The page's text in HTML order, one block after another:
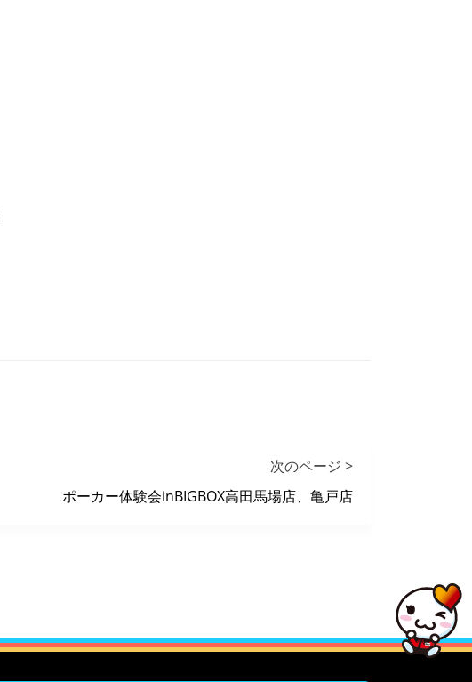
次のページ >
ポーカー体験会inBIGBOX高田馬場店、亀戸店